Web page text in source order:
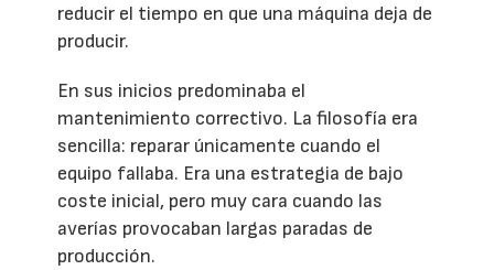
reducir el tiempo en que una máquina deja de
producir.
En sus inicios predominaba el
mantenimiento correctivo. La filosofía era
sencilla: reparar únicamente cuando el
equipo fallaba. Era una estrategia de bajo
coste inicial, pero muy cara cuando las
averías provocaban largas paradas de
producción.